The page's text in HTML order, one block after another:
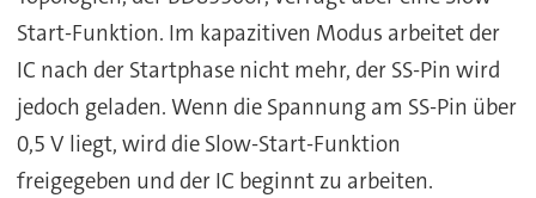
Start-Funktion. Im kapazitiven Modus arbeitet der
IC nach der Startphase nicht mehr, der SS-Pin wird
jedoch geladen. Wenn die Spannung am SS-Pin über
0,5 V liegt, wird die Slow-Start-Funktion
freigegeben und der IC beginnt zu arbeiten.